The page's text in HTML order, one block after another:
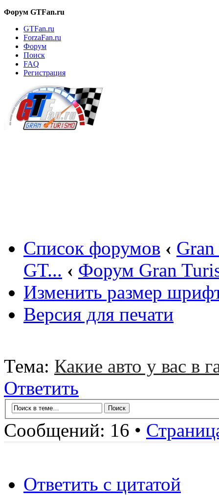
Форум GTFan.ru
GTFan.ru
ForzaFan.ru
Форум
Поиск
FAQ
Регистрация
Список форумов ‹
GT... ‹ Форум Gran
Изменить размер
Версия для печати
Тема: Какие авто у вас в
Ответить
Сообщений: 16 •
Ответить с цитатой